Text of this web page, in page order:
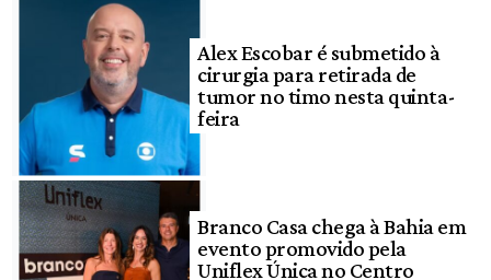
Alex Escobar é submetido à
cirurgia para retirada de
tumor no timo nesta quinta-
feira
Branco Casa chega à Bahia em
evento promovido pela
Uniflex Única no Centro